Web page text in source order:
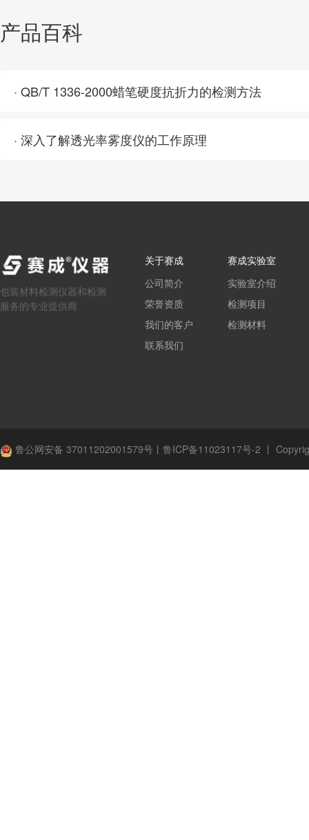
产品百科
· QB/T 1336-2000蜡笔硬度抗折力的检测方法
· 深入了解透光率雾度仪的工作原理
包装材料检测仪器和检测
服务的专业提供商
关于赛成
公司简介
荣誉资质
我们的客户
联系我们
赛成实验室
实验室介绍
检测项目
检测材料
鲁公网安备 37011202001579号 丨 鲁ICP备11023117号-2 丨